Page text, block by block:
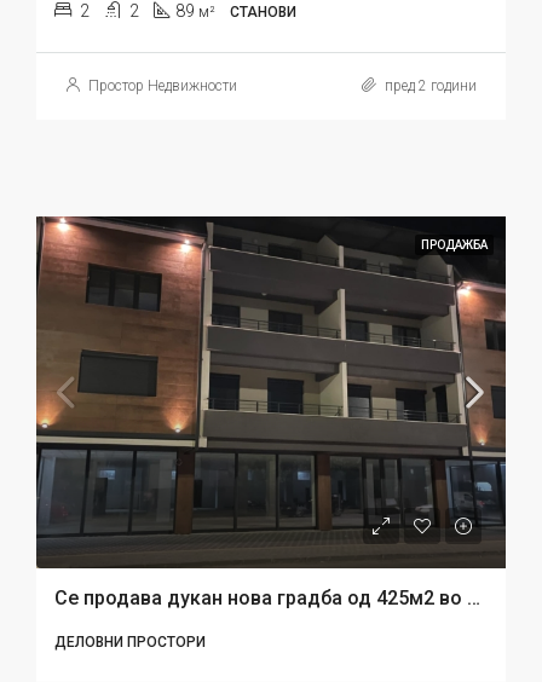
2 2 89 м² СТАНОВИ
Простор Недвижности пред 2 години
ПРОДАЖБА
Се продава дукан нова градба од 425м2 во Струмица
ДЕЛОВНИ ПРОСТОРИ